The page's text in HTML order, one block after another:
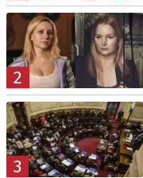
2
3